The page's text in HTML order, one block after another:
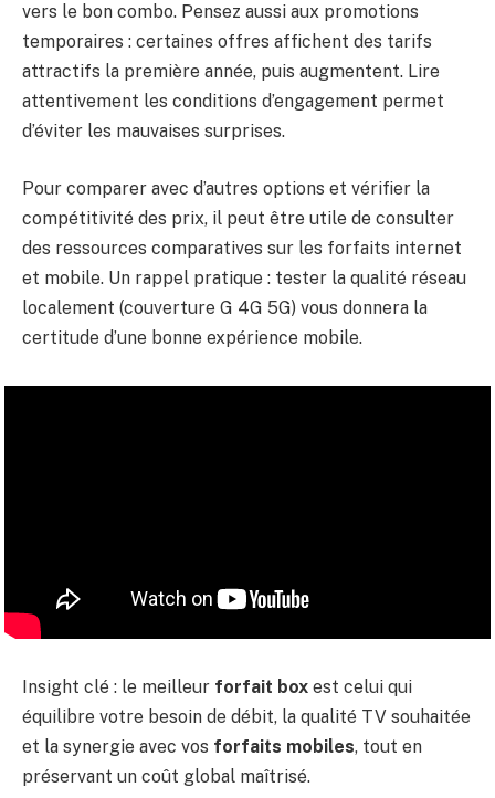
vers le bon combo. Pensez aussi aux promotions
temporaires : certaines offres affichent des tarifs
attractifs la première année, puis augmentent. Lire
attentivement les conditions d’engagement permet
d’éviter les mauvaises surprises.
Pour comparer avec d’autres options et vérifier la
compétitivité des prix, il peut être utile de consulter
des ressources comparatives sur les forfaits internet
et mobile. Un rappel pratique : tester la qualité réseau
localement (couverture G 4G 5G) vous donnera la
certitude d’une bonne expérience mobile.
Insight clé : le meilleur forfait box est celui qui
équilibre votre besoin de débit, la qualité TV souhaitée
et la synergie avec vos forfaits mobiles, tout en
préservant un coût global maîtrisé.